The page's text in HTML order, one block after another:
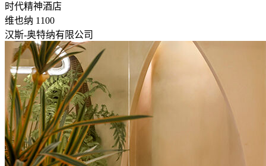
时代精神酒店
维也纳 1100
汉斯-奥特纳有限公司